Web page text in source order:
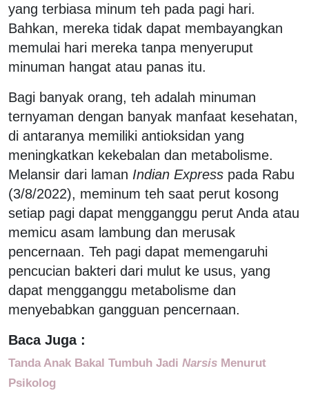
yang terbiasa minum teh pada pagi hari.
Bahkan, mereka tidak dapat membayangkan
memulai hari mereka tanpa menyeruput
minuman hangat atau panas itu.
Bagi banyak orang, teh adalah minuman
ternyaman dengan banyak manfaat kesehatan,
di antaranya memiliki antioksidan yang
meningkatkan kekebalan dan metabolisme.
Melansir dari laman Indian Express pada Rabu
(3/8/2022), meminum teh saat perut kosong
setiap pagi dapat mengganggu perut Anda atau
memicu asam lambung dan merusak
pencernaan. Teh pagi dapat memengaruhi
pencucian bakteri dari mulut ke usus, yang
dapat mengganggu metabolisme dan
menyebabkan gangguan pencernaan.
Baca Juga :
Tanda Anak Bakal Tumbuh Jadi Narsis Menurut
Psikolog